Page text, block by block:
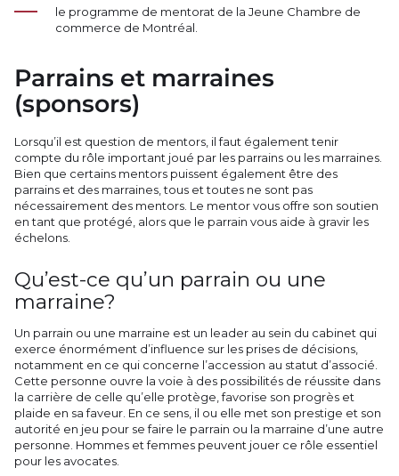
le programme de mentorat de la Jeune Chambre de
commerce de Montréal.
Parrains et marraines
(sponsors)
Lorsqu’il est question de mentors, il faut également tenir
compte du rôle important joué par les parrains ou les marraines.
Bien que certains mentors puissent également être des
parrains et des marraines, tous et toutes ne sont pas
nécessairement des mentors. Le mentor vous offre son soutien
en tant que protégé, alors que le parrain vous aide à gravir les
échelons.
Qu’est-ce qu’un parrain ou une
marraine?
Un parrain ou une marraine est un leader au sein du cabinet qui
exerce énormément d’influence sur les prises de décisions,
notamment en ce qui concerne l’accession au statut d’associé.
Cette personne ouvre la voie à des possibilités de réussite dans
la carrière de celle qu’elle protège, favorise son progrès et
plaide en sa faveur. En ce sens, il ou elle met son prestige et son
autorité en jeu pour se faire le parrain ou la marraine d’une autre
personne. Hommes et femmes peuvent jouer ce rôle essentiel
pour les avocates.